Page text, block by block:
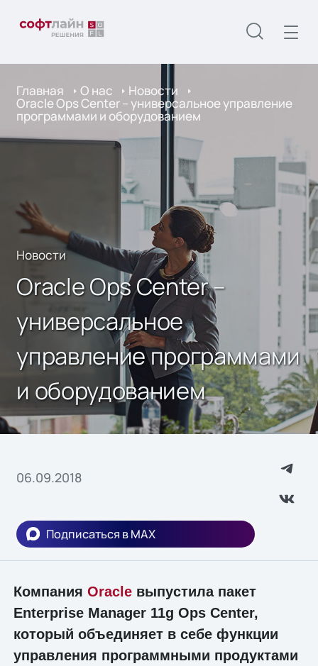
Главная О нас Новости
Oracle Ops Center – универсальное управление
программами и оборудованием
Новости
Oracle Ops Center –
универсальное
управление программами
и оборудованием
06.09.2018
Подписаться в MAX
Компания Oracleвыпустила пакет
Enterprise Manager 11g Ops Center,
который объединяет в себе функции
управления программными продуктами